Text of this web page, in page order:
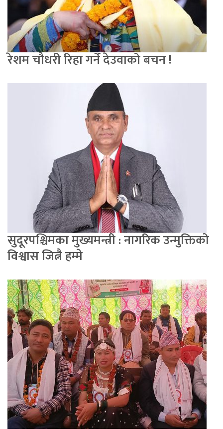
रेशम चौधरी रिहा गर्ने देउवाको बचन !
सुदूरपश्चिमका मुख्यमन्त्री : नागरिक उन्मुक्तिको
विश्वास जित्नै हम्मे